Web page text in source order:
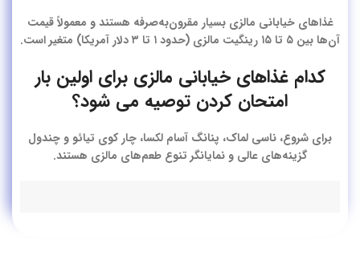
غذاهای خیابانی مالزی بسیار مقرون‌به‌صرفه هستند و معمولاً قیمت
آن‌ها بین ۵ تا ۱۵ رینگیت مالزی (حدود ۱ تا ۳ دلار آمریکا) متغیر است.
کدام غذاهای خیابانی مالزی برای اولین بار
امتحان کردن توصیه می شود؟
برای شروع، ناسی لماک، پنانگ آسام لکسا، چار کوی تیائو و چندول
گزینه‌های عالی و نمایانگر تنوع طعم‌های مالزی هستند.